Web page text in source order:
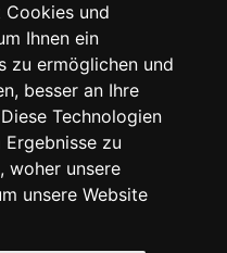
Cookies und
Ihnen ein
zu ermöglichen und
besser an Ihre
Technologien
zu
woher unsere
unsere Website
reserved.